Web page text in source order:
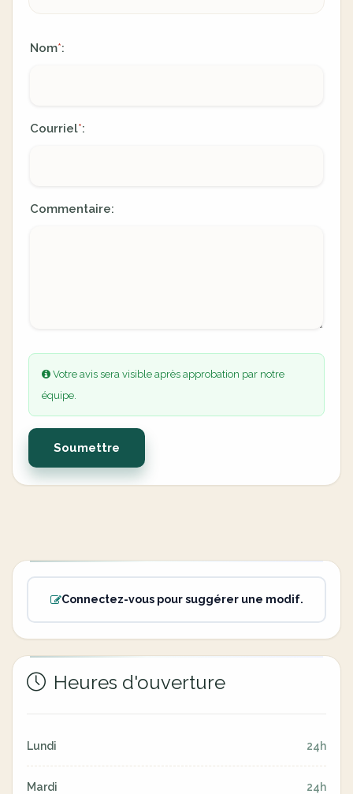
Nom*:
Courriel*:
Commentaire:
Votre avis sera visible après approbation par notre
équipe.
Soumettre
Connectez-vous pour suggérer une modif.
Heures d'ouverture
Lundi 24h
Mardi 24h